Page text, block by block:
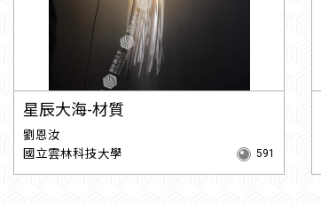
星辰大海-材質
劉恩汝
國立雲林科技大學
591